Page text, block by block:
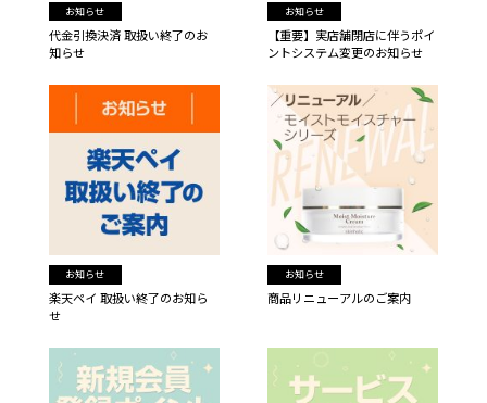
お知らせ
代金引換決済 取扱い終了のお
知らせ
お知らせ
【重要】実店舗閉店に伴うポイ
ントシステム変更のお知らせ
お知らせ
楽天ペイ 取扱い終了のお知ら
せ
お知らせ
商品リニューアルのご案内